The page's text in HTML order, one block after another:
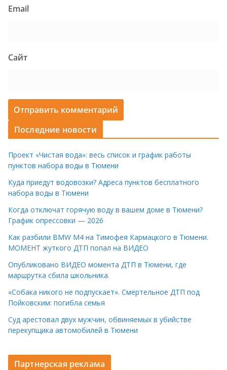
Email
Сайт
Последние новости
Проект «Чистая вода»: весь список и график работы
пунктов набора воды в Тюмени
Куда приедут водовозки? Адреса пунктов бесплатного
набора воды в Тюмени
Когда отключат горячую воду в вашем доме в Тюмени?
График опрессовки — 2026
Как разбили BMW M4 на Тимофея Кармацкого в Тюмени.
МОМЕНТ жуткого ДТП попал на ВИДЕО
Опубликовано ВИДЕО момента ДТП в Тюмени, где
маршрутка сбила школьника.
«Собака никого не подпускает». Смертельное ДТП под
Пойковским: погибла семья
Суд арестовал двух мужчин, обвиняемых в убийстве
перекупщика автомобилей в Тюмени
Партнерская реклама